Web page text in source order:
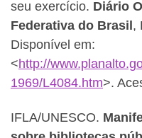
seu exercício. Diário
Federativa do Brasil,
Disponível em:
<http://
1969/L4084.htm>.
IFLA/UNESCO.